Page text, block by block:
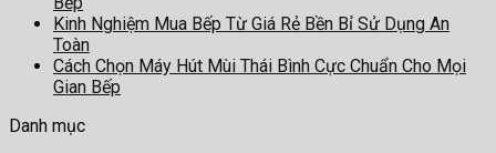
Kinh Nghiệm Mua Bếp Từ Giá Rẻ Bền Bỉ Sử Dụng An
Toàn
Cách Chọn Máy Hút Mùi Thái Bình Cực Chuẩn Cho Mọi
Gian Bếp
Danh mục